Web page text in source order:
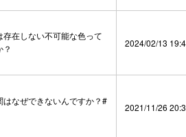
存在しない不可能な色って
2024/02/13
はなぜできないんですか？#
2021/11/26